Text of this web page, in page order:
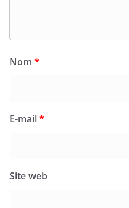
Nom *
E-mail*
Site web